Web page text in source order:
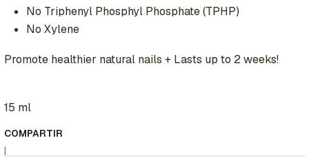
No Triphenyl Phosphyl Phosphate (TPHP)
No Xylene
Promote healthier natural nails + Lasts up to 2 weeks!
15 ml
COMPARTIR
|